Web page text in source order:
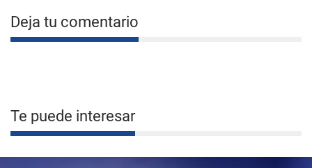
Deja tu comentario
Te puede interesar